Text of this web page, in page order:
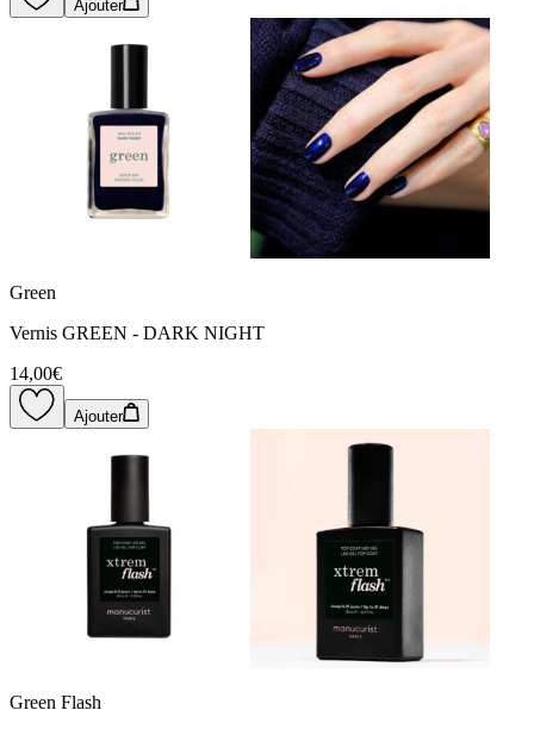
Ajouter
Green
Vernis GREEN - DARK NIGHT
14,00€
Ajouter
Green Flash